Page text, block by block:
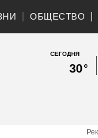
ОБЩЕСТВО
СЕГОДНЯ
30°